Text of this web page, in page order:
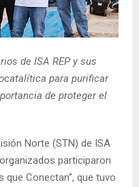
de ISA REP y sus
para purificar
de proteger el
Norte (STN) de ISA
participaron
Conectan”, que tuvo